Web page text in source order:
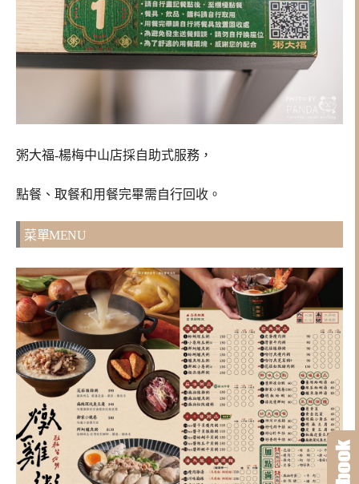
粥大福-楊梅中山店採自助式服務，
點餐、取餐和用餐完畢需自行回收。
菜單MENU